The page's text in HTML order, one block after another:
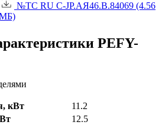
№TC RU C-JP.АЯ46.B.84069 (4.56
PEFY-
кВт
11.2
12.5